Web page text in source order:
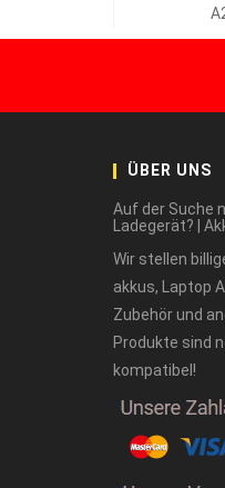
ÜBER UNS
Auf der Suche
Ladegerät? |
Wir stellen
akkus, Laptop
Zubehör und
Produkte sind
kompatibel!